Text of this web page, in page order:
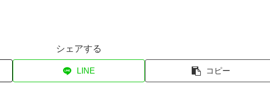
シェアする
LINE コピー